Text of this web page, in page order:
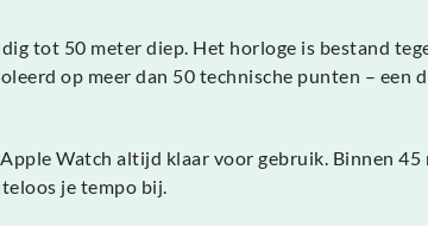
tot 50 meter diep. Het horloge is bestand
op meer dan 50 technische punten – een
Watch altijd klaar voor gebruik. Binnen
je tempo bij.